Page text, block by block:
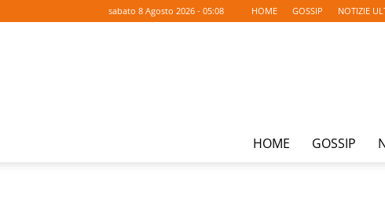
sabato 8 Agosto 2026 - 05:08 HOME GOSSIP NOTIZIE
HOME GOSSIP